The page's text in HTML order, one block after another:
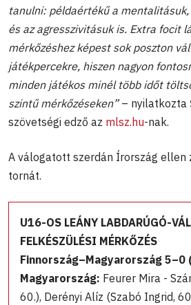
tanulni: példaértékű a
és az agresszivitásuk is. Extra focit
mérkőzéshez képest sok poszton
játékpercekre, hiszen nagyon
minden játékos minél több időt
szintű mérkőzéseken”– nyilatkozta
szövetségi edző az mlsz.hu-nak.
A válogatott szerdán Írország ellen
tornát.
U16-OS LEÁNY LABDARÚGÓ-
FELKÉSZÜLÉSI MÉRKŐZÉS
Finnország–Magyarország 5–0
Magyarország: Feurer Mira -
60.), Derényi Alíz (Szabó Ingrid,